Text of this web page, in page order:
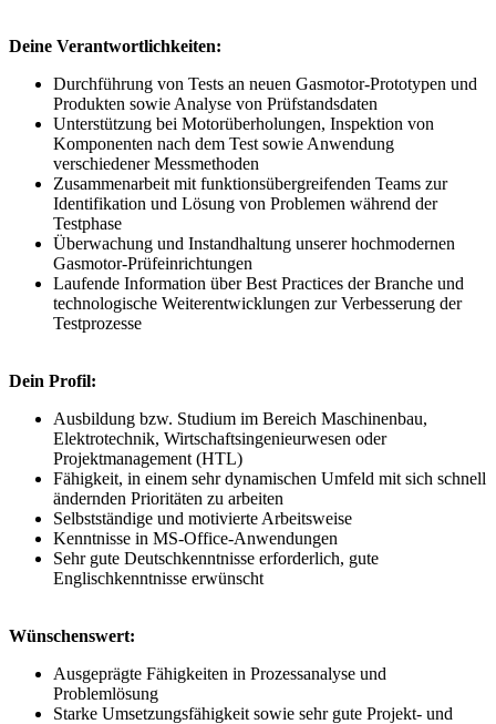
Deine Verantwortlichkeiten:
Durchführung von Tests an neuen Gasmotor-Prototypen und
Produkten sowie Analyse von Prüfstandsdaten
Unterstützung bei Motorüberholungen, Inspektion von
Komponenten nach dem Test sowie Anwendung
verschiedener Messmethoden
Zusammenarbeit mit funktionsübergreifenden Teams zur
Identifikation und Lösung von Problemen während der
Testphase
Überwachung und Instandhaltung unserer hochmodernen
Gasmotor-Prüfeinrichtungen
Laufende Information über Best Practices der Branche und
technologische Weiterentwicklungen zur Verbesserung der
Testprozesse
Dein Profil:
Ausbildung bzw. Studium im Bereich Maschinenbau,
Elektrotechnik, Wirtschaftsingenieurwesen oder
Projektmanagement (HTL)
Fähigkeit, in einem sehr dynamischen Umfeld mit sich schnell
ändernden Prioritäten zu arbeiten
Selbstständige und motivierte Arbeitsweise
Kenntnisse in MS-Office-Anwendungen
Sehr gute Deutschkenntnisse erforderlich, gute
Englischkenntnisse erwünscht
Wünschenswert:
Ausgeprägte Fähigkeiten in Prozessanalyse und
Problemlösung
Starke Umsetzungsfähigkeit sowie sehr gute Projekt- und